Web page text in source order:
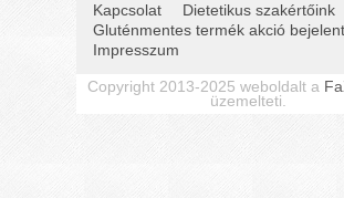
Kapcsolat
Dietetikus szakértőink
Gluténmentes termék akció
Impresszum
Copyright 2013-2025 weboldalt a
üzemelteti.